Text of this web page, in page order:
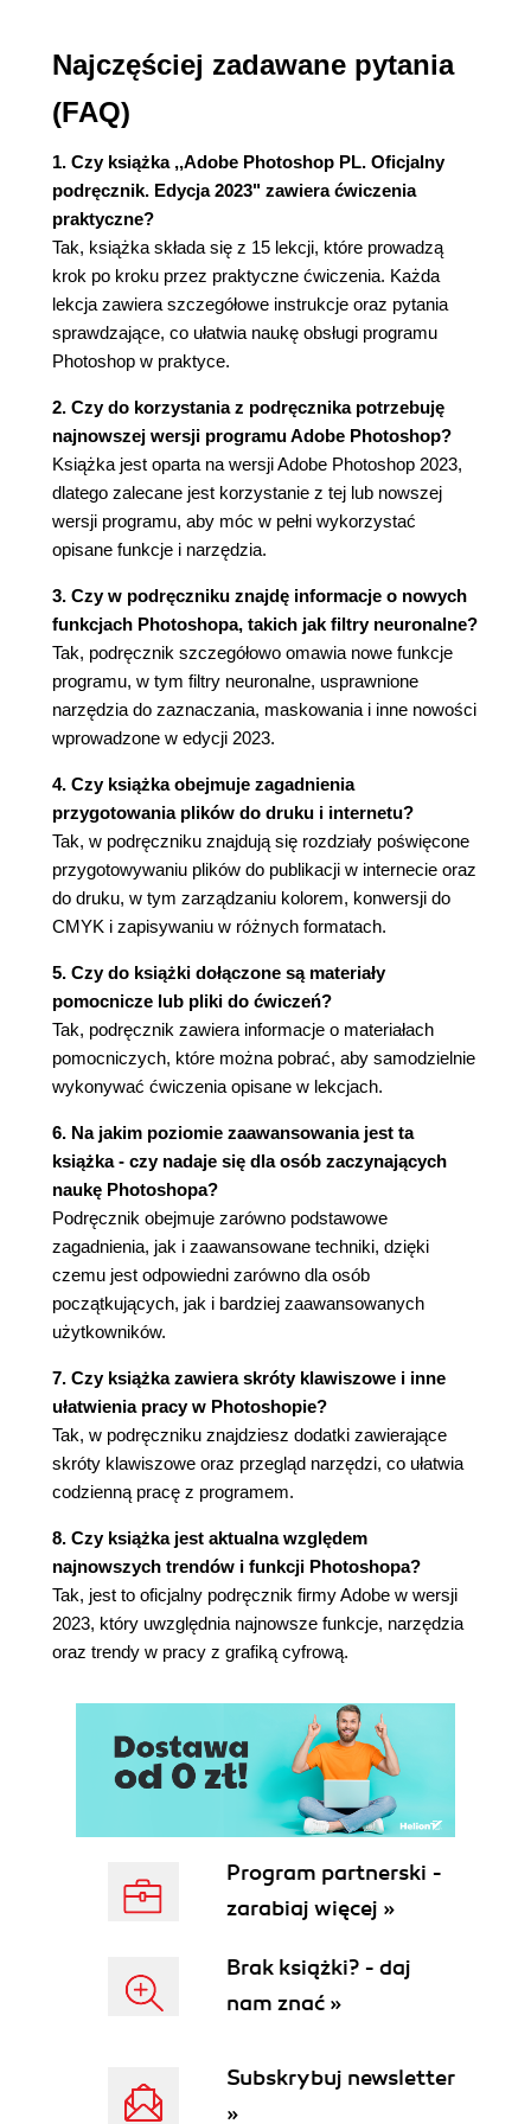
(Stempel)
3. ZAZNACZENIA
Zaznaczenia i narzędzia do ich tworzenia
Zaczynamy
Przechowywanie dokumentów w chmurze
Zaznaczanie za pomocą narzędzia Magic Wand
(Różdżka)
Stosowanie narzędzia Quick Selection (Szybkie
zaznaczanie)
Przesuwanie zaznaczonego obszaru
(Zaznaczanie obiektów)
Manipulowanie zaznaczeniami
Zaznaczanie za pomocą narzędzi typu lasso
Obracanie zaznaczenia
Zaznaczanie za pomocą narzędzia Magnetic
Lasso (Lasso magnetyczne)
Zaznaczanie od punktu środkowego
Zmienianie rozmiarów i kopiowanie zaznaczenia
Kadrowanie obrazu
4. PODSTAWOWE INFORMACJE O WARSTWACH
O warstwach
Zaczynamy
Zmiana kolejności warstw
Nakładanie gradientu na warstwę
Stosowanie stylów warstw
Dodawanie warstwy dopasowania
Aktualizacja efektu warstwy
Dodawanie obramowania
Spłaszczanie i zapisywanie obrazu
5. SZYBKIE POPRAWKI
Zaczynamy
Poprawianie zdjęcia
Korygowanie rysów twarzy za pomocą filtra
Liquify (Formowanie)
Rozmywanie tła wokół obiektu
Tworzenie panoramy
Wypełnianie pustych przestrzeni powstałych
podczas kadrowania
Korygowanie zniekształceń
Zwiększanie głębi ostrości
Usuwanie obiektów za pomocą funkcji wypełniania
Dopasowywanie perspektywy
6. MASKI I KANAŁY
Praca z maskami i kanałami
Zaczynamy
and Mask (Zaznacz i maskuj)
Tworzenie szybkiej maski
Manipulowanie obrazem za pomocą funkcji
Puppet Warp (Wypaczenie marionetkowe)
Tworzenie cienia na podstawie kanału alfa
O typografii
Zaczynamy
Tworzenie maski przycinającej z tekstu
Układanie tekstu wzdłuż ścieżki
Zniekształcanie tekstu
Projektowanie tekstu akapitowego
8. TECHNIKI RYSUNKU WEKTOROWEGO
O obrazach bitmapowych i grafice wektorowej
Rysowanie kształtu za pomocą narzędzia Pen
(Pióro)
Najczęściej zadawane pytania
(FAQ)
1. Czy książka ,,Adobe Photoshop PL. Oficjalny
podręcznik. Edycja 2023" zawiera ćwiczenia
praktyczne?
Tak, książka składa się z 15 lekcji, które prowadzą
krok po kroku przez praktyczne ćwiczenia. Każda
lekcja zawiera szczegółowe instrukcje oraz pytania
sprawdzające, co ułatwia naukę obsługi programu
Photoshop w praktyce.
2. Czy do korzystania z podręcznika potrzebuję
najnowszej wersji programu Adobe Photoshop?
Książka jest oparta na wersji Adobe Photoshop 2023,
dlatego zalecane jest korzystanie z tej lub nowszej
wersji programu, aby móc w pełni wykorzystać
opisane funkcje i narzędzia.
3. Czy w podręczniku znajdę informacje o nowych
funkcjach Photoshopa, takich jak filtry neuronalne?
Tak, podręcznik szczegółowo omawia nowe funkcje
programu, w tym filtry neuronalne, usprawnione
narzędzia do zaznaczania, maskowania i inne nowości
wprowadzone w edycji 2023.
4. Czy książka obejmuje zagadnienia
przygotowania plików do druku i internetu?
Tak, w podręczniku znajdują się rozdziały poświęcone
przygotowywaniu plików do publikacji w internecie oraz
do druku, w tym zarządzaniu kolorem, konwersji do
CMYK i zapisywaniu w różnych formatach.
5. Czy do książki dołączone są materiały
pomocnicze lub pliki do ćwiczeń?
Tak, podręcznik zawiera informacje o materiałach
pomocniczych, które można pobrać, aby samodzielnie
wykonywać ćwiczenia opisane w lekcjach.
6. Na jakim poziomie zaawansowania jest ta
książka - czy nadaje się dla osób zaczynających
naukę Photoshopa?
Podręcznik obejmuje zarówno podstawowe
zagadnienia, jak i zaawansowane techniki, dzięki
czemu jest odpowiedni zarówno dla osób
początkujących, jak i bardziej zaawansowanych
użytkowników.
7. Czy książka zawiera skróty klawiszowe i inne
ułatwienia pracy w Photoshopie?
Tak, w podręczniku znajdziesz dodatki zawierające
skróty klawiszowe oraz przegląd narzędzi, co ułatwia
codzienną pracę z programem.
8. Czy książka jest aktualna względem
najnowszych trendów i funkcji Photoshopa?
Tak, jest to oficjalny podręcznik firmy Adobe w wersji
2023, który uwzględnia najnowsze funkcje, narzędzia
oraz trendy w pracy z grafiką cyfrową.
Program partnerski -
zarabiaj więcej »
Brak książki? - daj
nam znać »
Subskrybuj newsletter
»